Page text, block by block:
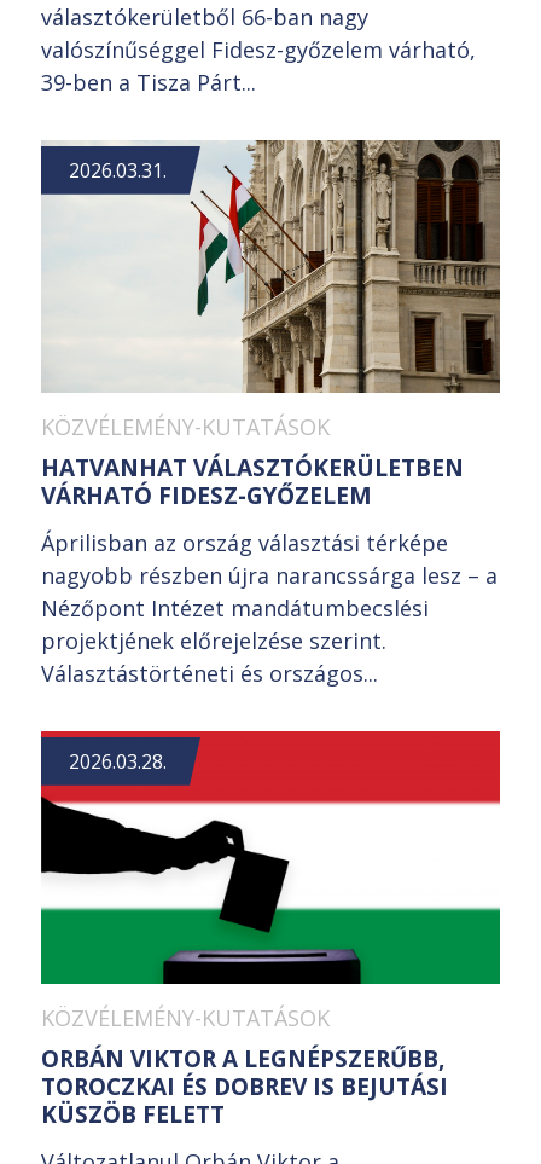
választókerületből 66-ban nagy
valószínűséggel Fidesz-győzelem várható,
39-ben a Tisza Párt...
2026.03.31.
KÖZVÉLEMÉNY-KUTATÁSOK
HATVANHAT VÁLASZTÓKERÜLETBEN
VÁRHATÓ FIDESZ-GYŐZELEM
Áprilisban az ország választási térképe
nagyobb részben újra narancssárga lesz – a
Nézőpont Intézet mandátumbecslési
projektjének előrejelzése szerint.
Választástörténeti és országos...
2026.03.28.
KÖZVÉLEMÉNY-KUTATÁSOK
ORBÁN VIKTOR A LEGNÉPSZERŰBB,
TOROCZKAI ÉS DOBREV IS BEJUTÁSI
KÜSZÖB FELETT